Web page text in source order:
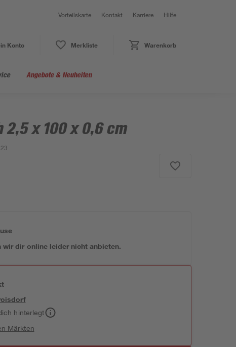
Vorteilskarte Kontakt Karriere Hilfe
Konto Merkliste Warenkorb
Angebote & Neuheiten
x 100 x 0,6 cm
wir dir online leider nicht anbieten.
hinterlegt
Märkten